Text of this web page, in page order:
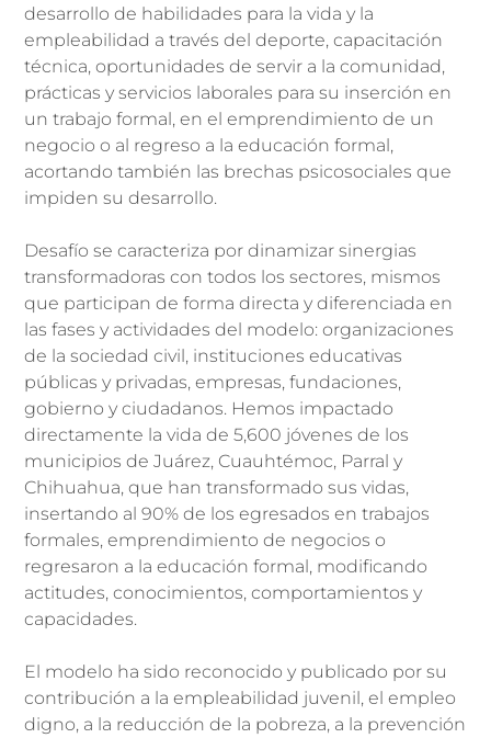
desarrollo de habilidades para la vida y la
empleabilidad a través del deporte, capacitación
técnica, oportunidades de servir a la comunidad,
prácticas y servicios laborales para su inserción en
un trabajo formal, en el emprendimiento de un
negocio o al regreso a la educación formal,
acortando también las brechas psicosociales que
impiden su desarrollo.
Desafío se caracteriza por dinamizar sinergias
transformadoras con todos los sectores, mismos
que participan de forma directa y diferenciada en
las fases y actividades del modelo: organizaciones
de la sociedad civil, instituciones educativas
públicas y privadas, empresas, fundaciones,
gobierno y ciudadanos. Hemos impactado
directamente la vida de 5,600 jóvenes de los
municipios de Juárez, Cuauhtémoc, Parral y
Chihuahua, que han transformado sus vidas,
insertando al 90% de los egresados en trabajos
formales, emprendimiento de negocios o
regresaron a la educación formal, modificando
actitudes, conocimientos, comportamientos y
capacidades.
El modelo ha sido reconocido y publicado por su
contribución a la empleabilidad juvenil, el empleo
digno, a la reducción de la pobreza, a la prevención